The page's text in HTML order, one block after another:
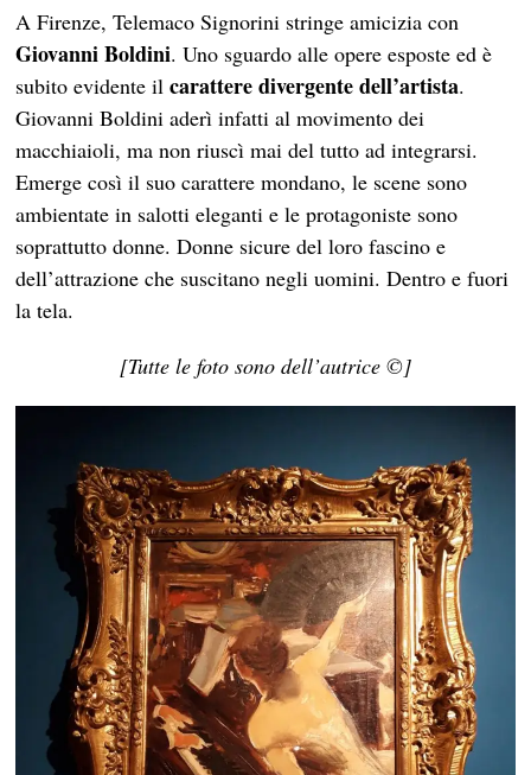
A Firenze, Telemaco Signorini stringe amicizia con
Giovanni Boldini. Uno sguardo alle opere esposte ed è
subito evidente ilcarattere divergente dell’artista.
Giovanni Boldini aderì infatti al movimento dei
macchiaioli, ma non riuscì mai del tutto ad integrarsi.
Emerge così il suo carattere mondano, le scene sono
ambientate in salotti eleganti e le protagoniste sono
soprattutto donne. Donne sicure del loro fascino e
dell’attrazione che suscitano negli uomini. Dentro e fuori
la tela.
[Tutte le foto sono dell’autrice ©]